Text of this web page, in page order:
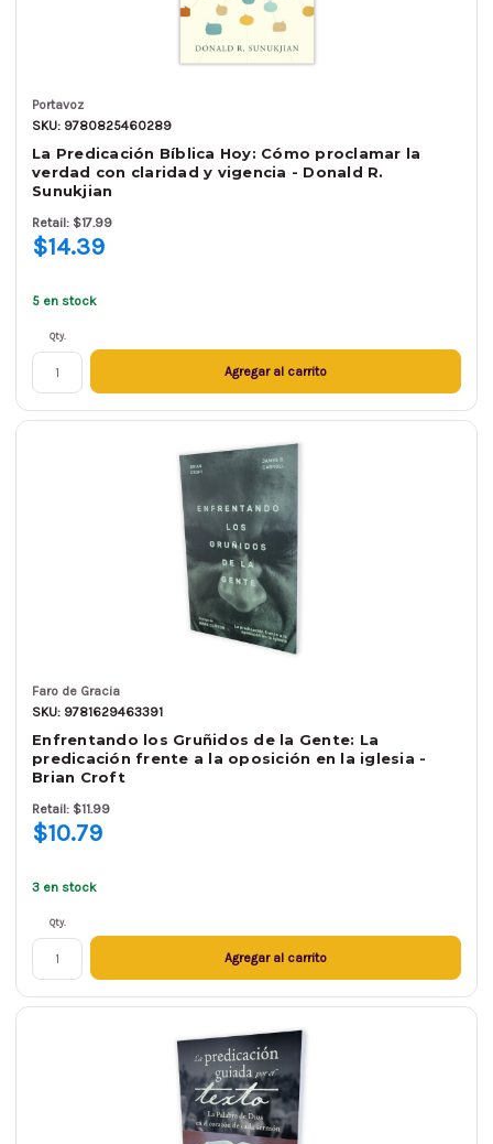
Portavoz
SKU: 9780825460289
La Predicación Bíblica Hoy: Cómo proclamar la
verdad con claridad y vigencia - Donald R.
Sunukjian
Retail: $17.99
$14.39
5 en stock
Qty.
Agregar al carrito
Faro de Gracia
SKU: 9781629463391
Enfrentando los Gruñidos de la Gente: La
predicación frente a la oposición en la iglesia -
Brian Croft
Retail: $11.99
$10.79
3 en stock
Qty.
Agregar al carrito